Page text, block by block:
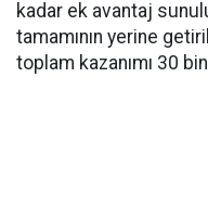
kadar ek avantaj
tamamının yerine
toplam kazanımı 30